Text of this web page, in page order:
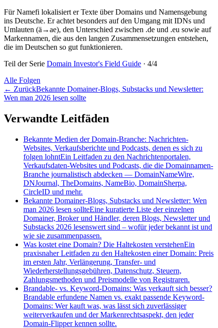
Für Namefi lokalisiert er Texte über Domains und Namensgebung
ins Deutsche. Er achtet besonders auf den Umgang mit IDNs und
Umlauten (ä→ae), den Unterschied zwischen .de und .eu sowie auf
Markennamen, die aus den langen Zusammensetzungen entstehen,
die im Deutschen so gut funktionieren.
Teil der Serie Domain Investor's Field Guide · 4/4
Alle Folgen
← ZurückBekannte Domainer-Blogs, Substacks und Newsletter:
Wen man 2026 lesen sollte
Verwandte Leitfäden
Bekannte Medien der Domain-Branche: Nachrichten-
Websites, Verkaufsberichte und Podcasts, denen es sich zu
folgen lohntEin Leitfaden zu den Nachrichtenportalen,
Verkaufsdaten-Websites und Podcasts, die die Domainnamen-
Branche journalistisch abdecken — DomainNameWire,
DNJournal, TheDomains, NameBio, DomainSherpa,
CircleID und mehr.
Bekannte Domainer-Blogs, Substacks und Newsletter: Wen
man 2026 lesen sollteEine kuratierte Liste der einzelnen
Domainer, Broker und Händler, deren Blogs, Newsletter und
Substacks 2026 lesenswert sind – wofür jeder bekannt ist und
wie sie zusammenpassen.
Was kostet eine Domain? Die Haltekosten verstehenEin
praxisnaher Leitfaden zu den Haltekosten einer Domain: Preis
im ersten Jahr, Verlängerung, Transfer- und
Wiederherstellungsgebühren, Datenschutz, Steuern,
Zahlungsmethoden und Preismodelle von Registraren.
Brandable- vs. Keyword-Domains: Was verkauft sich besser?
Brandable erfundene Namen vs. exakt passende Keyword-
Domains: Wer kauft was, was lässt sich zuverlässiger
weiterverkaufen und der Markenrechtsaspekt, den jeder
Domain-Flipper kennen sollte.